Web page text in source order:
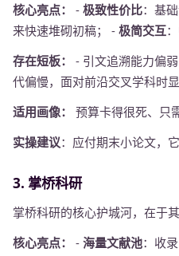
核心亮点：
- 极致性价比：基
来快速堆砌初稿； - 极简交互
存在短板：
- 引文追溯能力偏
代偏慢，面对前沿交叉学科时显
适用画像：
预算卡得很死、只
实操建议：应付期末小论文，
3. 掌桥科研
掌桥科研的核心护城河，在于
核心亮点：
- 海量文献池：收